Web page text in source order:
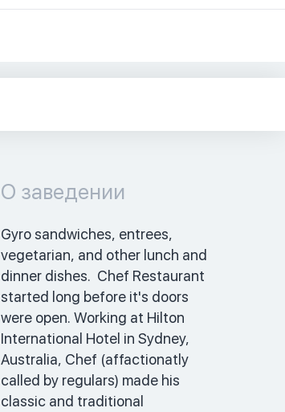
О заведении
Gyro sandwiches, entrees,
vegetarian, and other lunch and
dinner dishes.  Chef Restaurant
started long before it's doors
were open. Working at Hilton
International Hotel in Sydney,
Australia, Chef (affactionatly
called by regulars) made his
classic and traditional